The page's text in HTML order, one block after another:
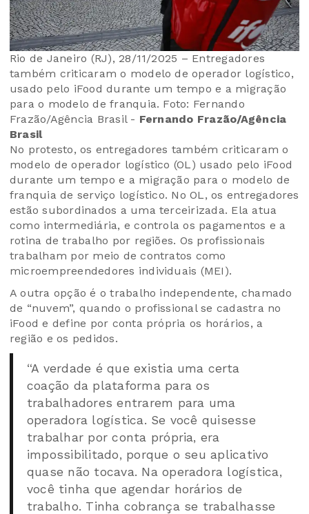
Rio de Janeiro (RJ), 28/11/2025 – Entregadores
também criticaram o modelo de operador logístico,
usado pelo iFood durante um tempo e a migração
para o modelo de franquia. Foto: Fernando
Frazão/Agência Brasil - Fernando Frazão/Agência
Brasil
No protesto, os entregadores também criticaram o
modelo de operador logístico (OL) usado pelo iFood
durante um tempo e a migração para o modelo de
franquia de serviço logístico. No OL, os entregadores
estão subordinados a uma terceirizada. Ela atua
como intermediária, e controla os pagamentos e a
rotina de trabalho por regiões. Os profissionais
trabalham por meio de contratos como
microempreendedores individuais (MEI).
A outra opção é o trabalho independente, chamado
de “nuvem”, quando o profissional se cadastra no
iFood e define por conta própria os horários, a
região e os pedidos.
“A verdade é que existia uma certa
coação da plataforma para os
trabalhadores entrarem para uma
operadora logística. Se você quisesse
trabalhar por conta própria, era
impossibilitado, porque o seu aplicativo
quase não tocava. Na operadora logística,
você tinha que agendar horários de
trabalho. Tinha cobrança se trabalhasse